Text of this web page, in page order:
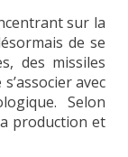
sur la
de se
des missiles
avec
Selon
production et